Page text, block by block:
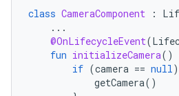
class CameraComponent :
...
@OnLifecycleEvent(
fun initializeCamera()
if (camera == null )
getCamera()